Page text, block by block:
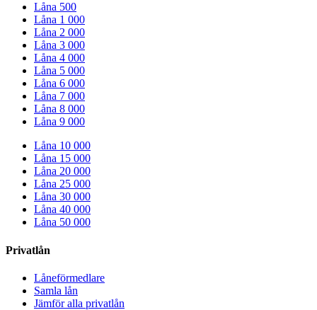
Låna 500
Låna 1 000
Låna 2 000
Låna 3 000
Låna 4 000
Låna 5 000
Låna 6 000
Låna 7 000
Låna 8 000
Låna 9 000
Låna 10 000
Låna 15 000
Låna 20 000
Låna 25 000
Låna 30 000
Låna 40 000
Låna 50 000
Privatlån
Låneförmedlare
Samla lån
Jämför alla privatlån